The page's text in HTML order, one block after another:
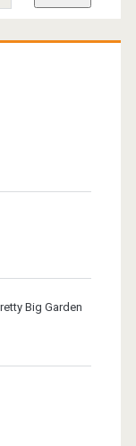
Big Garden